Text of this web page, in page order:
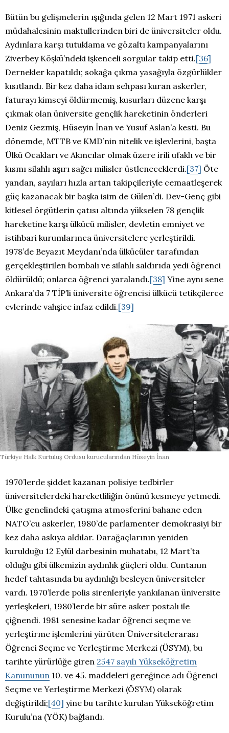
Bütün bu gelişmelerin ışığında gelen 12 Mart 1971 askeri
müdahalesinin maktullerinden biri de üniversiteler oldu.
Aydınlara karşı tutuklama ve gözaltı kampanyalarını
Ziverbey Köşkü’ndeki işkenceli sorgular takip etti.[36]
Dernekler kapatıldı; sokağa çıkma yasağıyla özgürlükler
kısıtlandı. Bir kez daha idam sehpası kuran askerler,
faturayı kimseyi öldürmemiş, kusurları düzene karşı
çıkmak olan üniversite gençlik hareketinin önderleri
Deniz Gezmiş, Hüseyin İnan ve Yusuf Aslan’a kesti. Bu
dönemde, MTTB ve KMD’nin nitelik ve işlevlerini, başta
Ülkü Ocakları ve Akıncılar olmak üzere irili ufaklı ve bir
kısmı silahlı aşırı sağcı milisler üstleneceklerdi.[37] Öte
yandan, sayıları hızla artan takipçileriyle cemaatleşerek
güç kazanacak bir başka isim de Gülen’di. Dev-Genç gibi
kitlesel örgütlerin çatısı altında yükselen 78 gençlik
hareketine karşı ülkücü milisler, devletin emniyet ve
istihbari kurumlarınca üniversitelere yerleştirildi.
1978’de Beyazıt Meydanı’nda ülkücüler tarafından
gerçekleştirilen bombalı ve silahlı saldırıda yedi öğrenci
öldürüldü; onlarca öğrenci yaralandı.[38] Yine aynı sene
Ankara’da 7 TİP’li üniversite öğrencisi ülkücü tetikçilerce
evlerinde vahşice infaz edildi.[39]
Türkiye Halk Kurtuluş Ordusu kurucularından Hüseyin İnan
1970’lerde şiddet kazanan polisiye tedbirler
üniversitelerdeki hareketliliğin önünü kesmeye yetmedi.
Ülke genelindeki çatışma atmosferini bahane eden
NATO’cu askerler, 1980’de parlamenter demokrasiyi bir
kez daha askıya aldılar. Darağaçlarının yeniden
kurulduğu 12 Eylül darbesinin muhatabı, 12 Mart’ta
olduğu gibi ülkemizin aydınlık güçleri oldu. Cuntanın
hedef tahtasında bu aydınlığı besleyen üniversiteler
vardı. 1970’lerde polis sirenleriyle yankılanan üniversite
yerleşkeleri, 1980’lerde bir süre asker postalı ile
çiğnendi. 1981 senesine kadar öğrenci seçme ve
yerleştirme işlemlerini yürüten Üniversitelerarası
Öğrenci Seçme ve Yerleştirme Merkezi (ÜSYM), bu
tarihte yürürlüğe giren 2547 sayılı Yükseköğretim
Kanununun 10. ve 45. maddeleri gereğince adı Öğrenci
Seçme ve Yerleştirme Merkezi (ÖSYM) olarak
değiştirildi;[40] yine bu tarihte kurulan Yükseköğretim
Kurulu’na (YÖK) bağlandı.